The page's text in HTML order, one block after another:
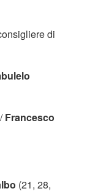
di
/Francesco
(21, 28,